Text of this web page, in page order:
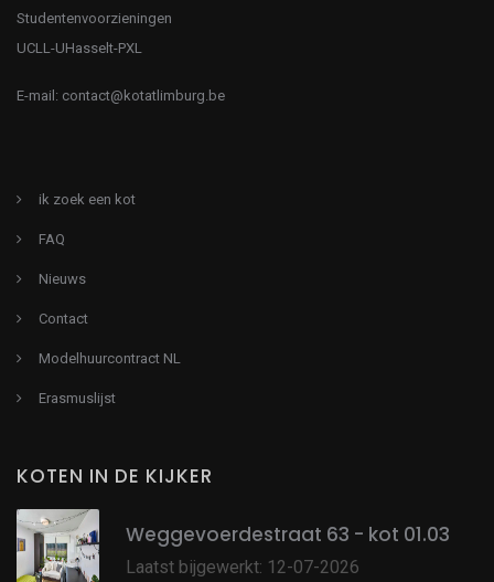
Studentenvoorzieningen
UCLL-UHasselt-PXL
E-mail: contact@kotatlimburg.be
ik zoek een kot
FAQ
Nieuws
Contact
Modelhuurcontract NL
Erasmuslijst
KOTEN IN DE KIJKER
Weggevoerdestraat 63 - kot 01.03
Laatst bijgewerkt: 12-07-2026